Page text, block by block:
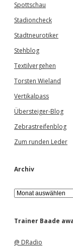
Spottschau
Stadioncheck
Stadtneurotiker
Stehblog
Textilvergehen
Torsten Wieland
Vertikalpass
Übersteiger-Blog
Zebrastreifenblog
Zum runden Leder
Archiv
A
r
h
Trainer Baade
@ DRadio